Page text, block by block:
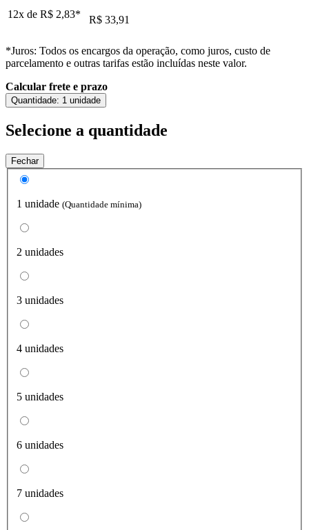
12x de R$ 2,83* R$ 33,91
*Juros: Todos os encargos da operação, como juros, custo de
parcelamento e outras tarifas estão incluídas neste valor.
Calcular frete e prazo
Quantidade: 1 unidade
Selecione a quantidade
Fechar
1 unidade (Quantidade mínima)
2 unidades
3 unidades
4 unidades
5 unidades
6 unidades
7 unidades